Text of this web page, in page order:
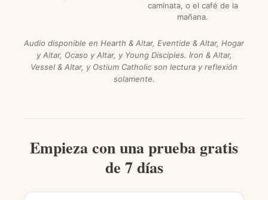
caminata, o el café de la
mañana.
Audio disponible en Hearth & Altar, Eventide & Altar, Hogar
y Altar, Ocaso y Altar, y Young Disciples. Iron & Altar,
Vessel & Altar, y Ostium Catholic son lectura y reflexión
solamente.
Empieza con una prueba gratis
de 7 días